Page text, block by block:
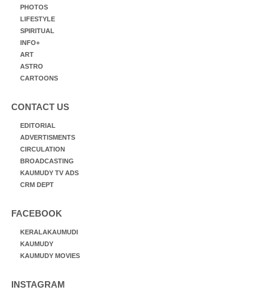
PHOTOS
LIFESTYLE
SPIRITUAL
INFO+
ART
ASTRO
CARTOONS
CONTACT US
EDITORIAL
ADVERTISMENTS
CIRCULATION
BROADCASTING
KAUMUDY TV ADS
CRM DEPT
FACEBOOK
KERALAKAUMUDI
KAUMUDY
KAUMUDY MOVIES
INSTAGRAM